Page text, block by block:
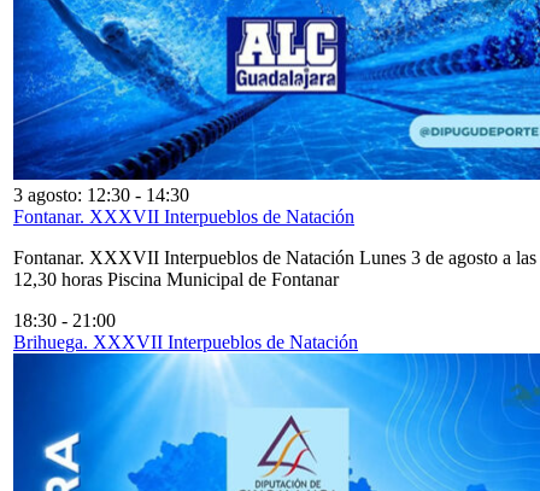
3 agosto: 12:30 - 14:30
Fontanar. XXXVII Interpueblos de Natación
Fontanar. XXXVII Interpueblos de Natación Lunes 3 de agosto a las
12,30 horas Piscina Municipal de Fontanar
18:30 - 21:00
Brihuega. XXXVII Interpueblos de Natación